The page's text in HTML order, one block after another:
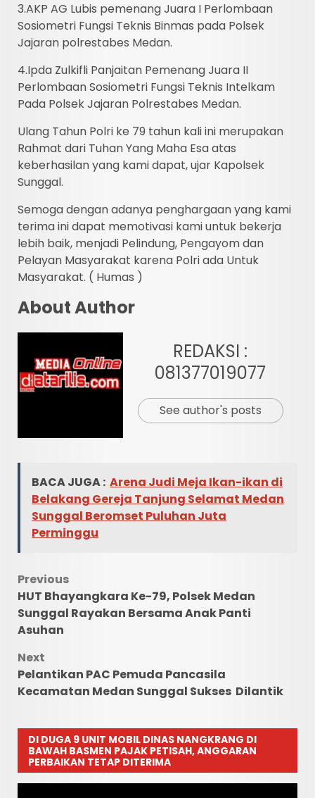
3.AKP AG Lubis pemenang Juara I Perlombaan
Sosiometri Fungsi Teknis Binmas pada Polsek
Jajaran polrestabes Medan.
4.Ipda Zulkifli Panjaitan Pemenang Juara II
Perlombaan Sosiometri Fungsi Teknis Intelkam
Pada Polsek Jajaran Polrestabes Medan.
Ulang Tahun Polri ke 79 tahun kali ini merupakan
Rahmat dari Tuhan Yang Maha Esa atas
keberhasilan yang kami dapat, ujar Kapolsek
Sunggal.
Semoga dengan adanya penghargaan yang kami
terima ini dapat memotivasi kami untuk bekerja
lebih baik, menjadi Pelindung, Pengayom dan
Pelayan Masyarakat karena Polri ada Untuk
Masyarakat. ( Humas )
About Author
REDAKSI :
081377019077
See author's posts
BACA JUGA : Arena Judi Meja Ikan-ikan di
Belakang Gereja Tanjung Selamat Medan
Sunggal Beromset Puluhan Juta
Perminggu
Post
navigation
Previous
HUT Bhayangkara Ke-79, Polsek Medan
Sunggal Rayakan Bersama Anak Panti
Asuhan
Next
Pelantikan PAC Pemuda Pancasila
Kecamatan Medan Sunggal Sukses Dilantik
DI DUGA 9 UNIT MOBIL DINAS NANGKRANG DI
BAWAH BASMEN PAJAK PETISAH, ANGGARAN
PERBAIKAN TETAP DITERIMA